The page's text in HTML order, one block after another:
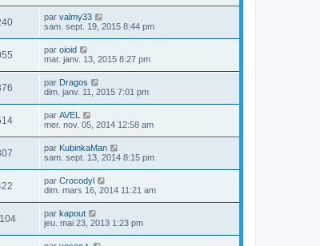
par valmy33
sam. sept. 19, 2015 8:44 pm
par oioid
mar. janv. 13, 2015 8:27 pm
par Dragos
dim. janv. 11, 2015 7:01 pm
par AVEL
mer. nov. 05, 2014 12:58 am
par KubinkaMan
sam. sept. 13, 2014 8:15 pm
par Crocodyl
dim. mars 16, 2014 11:21 am
par kapout
jeu. mai 23, 2013 1:23 pm